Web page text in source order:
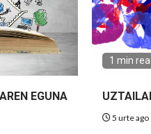
EGUNA
1 min
5 urte ago